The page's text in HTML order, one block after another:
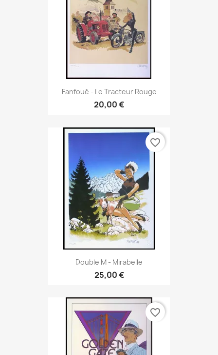
Fanfoué - Le Tracteur Rouge
20,00 €
Double M - Mirabelle
25,00 €
favorite_border
favorite_border